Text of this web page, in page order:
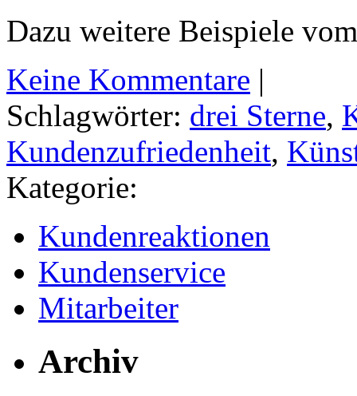
Dazu weitere Beispiele
Keine Kommentare |
Schlagwörter: drei Sterne,
Kundenzufriedenheit,
Kategorie:
Kundenreaktionen
Kundenservice
Mitarbeiter
Archiv